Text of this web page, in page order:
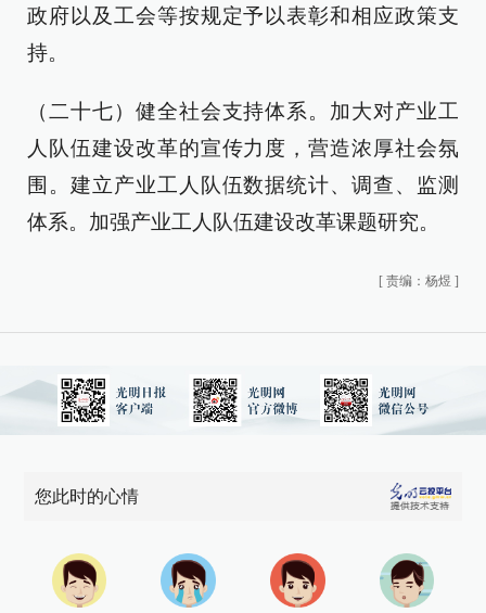
政府以及工会等按规定予以表彰和相应政策支
持。
（二十七）健全社会支持体系。加大对产业工
人队伍建设改革的宣传力度，营造浓厚社会氛
围。建立产业工人队伍数据统计、调查、监测
体系。加强产业工人队伍建设改革课题研究。
[ 责编：杨煜 ]
您此时的心情